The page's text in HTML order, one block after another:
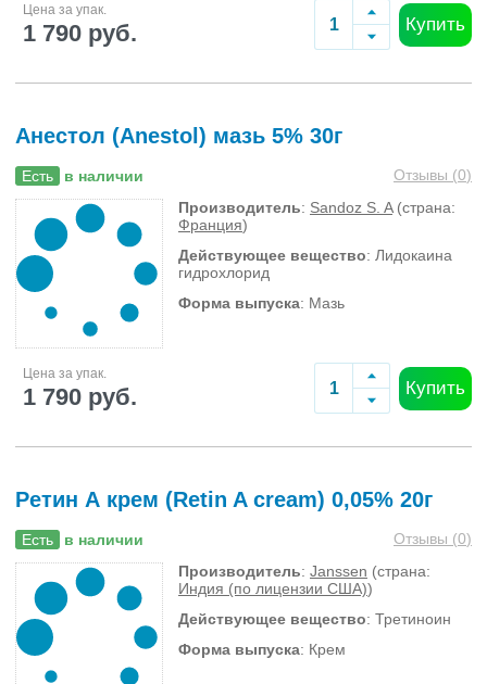
Цена за упак.
1 790 руб. Купить
Анестол (Anestol) мазь 5% 30г
Есть в наличии Отзывы (0)
Производитель: Sandoz S. A(страна:
Франция)
Действующее вещество: Лидокаина
гидрохлорид
Форма выпуска: Мазь
Цена за упак.
1 790 руб. Купить
Ретин А крем (Retin A cream) 0,05% 20г
Есть в наличии Отзывы (0)
Производитель: Janssen (страна:
Индия (по лицензии США))
Действующее вещество: Третиноин
Форма выпуска: Крем